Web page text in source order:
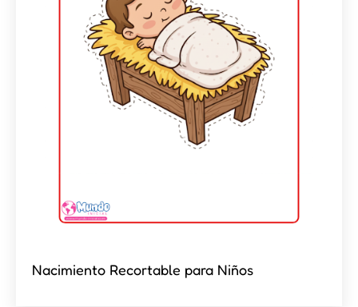
Nacimiento Recortable para Niños